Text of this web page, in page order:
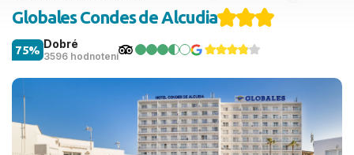
Globales Condes de Alcudia
Dobré
3596 hodnotení
75%